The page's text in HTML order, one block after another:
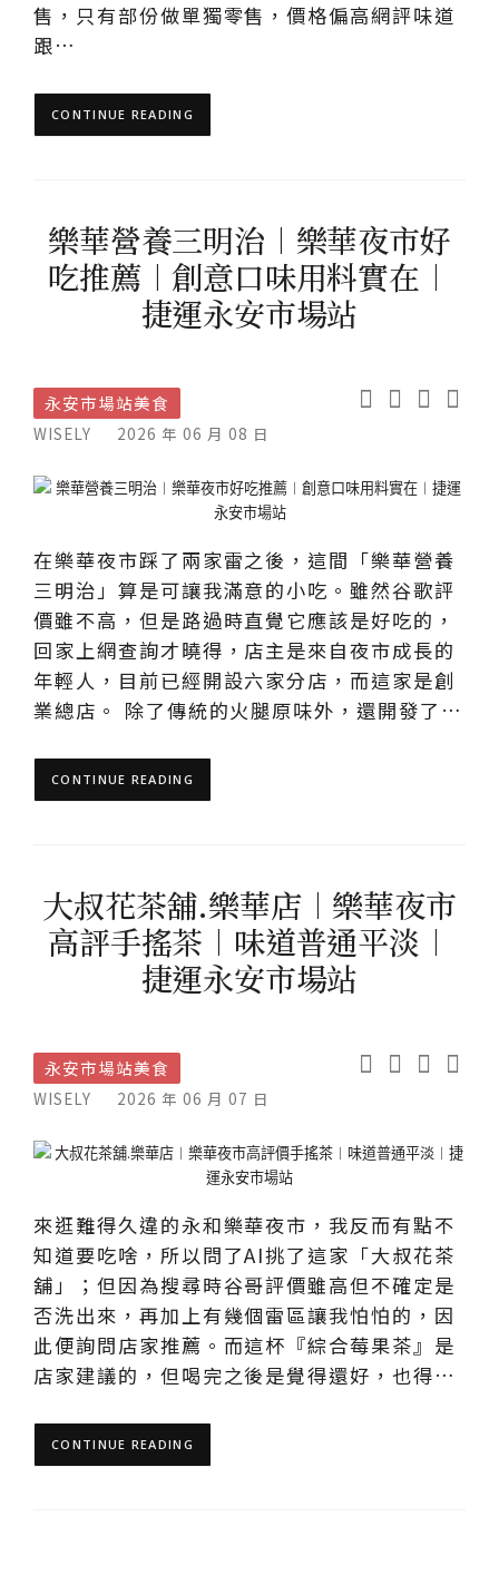
售，只有部份做單獨零售，價格偏高網評味道
跟…
CONTINUE READING
樂華營養三明治︱樂華夜市好
吃推薦︱創意口味用料實在︱
捷運永安市場站
永安市場站美食
WISELY 2026 年 06 月 08 日
在樂華夜市踩了兩家雷之後，這間「樂華營養
三明治」算是可讓我滿意的小吃。雖然谷歌評
價雖不高，但是路過時直覺它應該是好吃的，
回家上網查詢才曉得，店主是來自夜市成長的
年輕人，目前已經開設六家分店，而這家是創
業總店。 除了傳統的火腿原味外，還開發了…
CONTINUE READING
大叔花茶舖.樂華店︱樂華夜市
高評手搖茶︱味道普通平淡︱
捷運永安市場站
永安市場站美食
WISELY 2026 年 06 月 07 日
來逛難得久違的永和樂華夜市，我反而有點不
知道要吃啥，所以問了AI挑了這家「大叔花茶
舖」；但因為搜尋時谷哥評價雖高但不確定是
否洗出來，再加上有幾個雷區讓我怕怕的，因
此便詢問店家推薦。而這杯『綜合莓果茶』是
店家建議的，但喝完之後是覺得還好，也得…
CONTINUE READING